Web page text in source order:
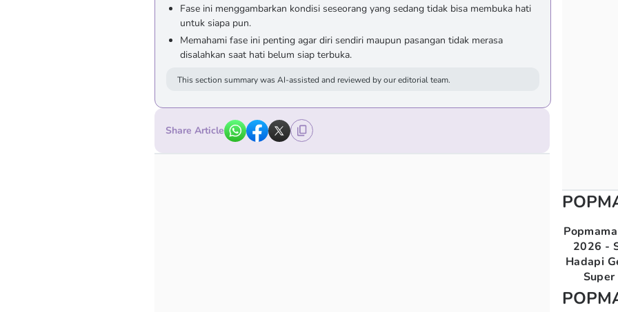
Fase ini menggambarkan kondisi seseorang yang sedang tidak bisa membuka hati
untuk siapa pun.
Memahami fase ini penting agar diri sendiri maupun pasangan tidak merasa
disalahkan saat hati belum siap terbuka.
This section summary was AI-assisted and reviewed by our editorial team.
Share Article
2026 -
Hadapi